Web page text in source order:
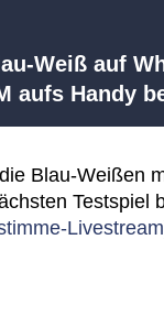
Weiß auf
aufs Handy
Blau-Weißen
Testspiel
Livestream